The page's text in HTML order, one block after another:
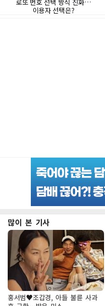
많이 본 기사
홍서범♥조갑경, 아들 불륜 사과